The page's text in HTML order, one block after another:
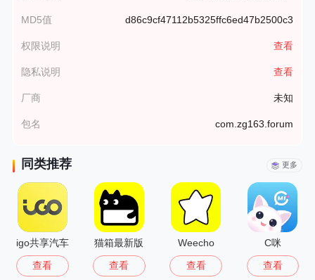
MD5值 d86c9cf47112b5325ffc6ed47b2500c3
权限说明 查看
隐私说明 查看
厂商 未知
包名 com.zg163.forum
同类推荐 更多
igo共享汽车
查看
猫箱最新版
查看
Weecho
查看
C咪
查看